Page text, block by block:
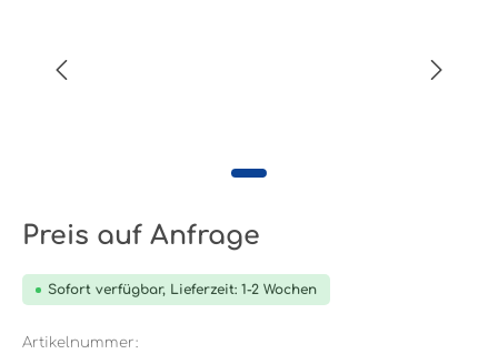
Preis auf Anfrage
Sofort verfügbar, Lieferzeit: 1-2 Wochen
Artikelnummer: